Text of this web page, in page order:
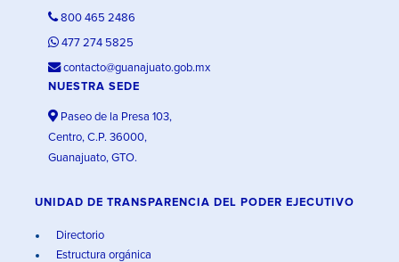
800 465 2486
477 274 5825
contacto@guanajuato.gob.mx
NUESTRA SEDE
Paseo de la Presa 103,
Centro, C.P. 36000,
Guanajuato, GTO.
UNIDAD DE TRANSPARENCIA DEL PODER EJECUTIVO
Directorio
Estructura orgánica